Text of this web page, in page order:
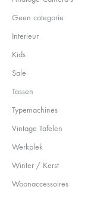
Geen categorie
Interieur
Kids
Sale
Tassen
Typemachines
Vintage Tafelen
Werkplek
Winter / Kerst
Woonaccessoires